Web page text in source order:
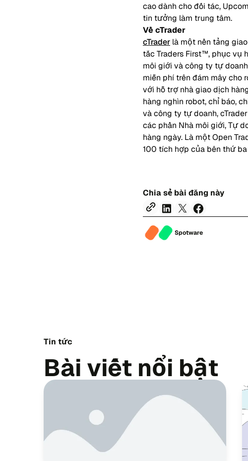
cao dành cho đối tác,
tin tưởng làm trung tâm.
Về cTrader
cTrader là một nền tảng
tắc Traders First™, phục vụ
môi giới và công ty tự
miễn phí trên đám mây cho
với hỗ trợ nhà giao dịch
hàng nghìn robot, chỉ báo,
và công ty tự doanh,
các phần Nhà môi giới, Tự
hàng ngày. Là một Open
100 tích hợp của bên thứ
Chia sẻ bài đăng này
Spotware
Tin tức
Bài viết nổi bật